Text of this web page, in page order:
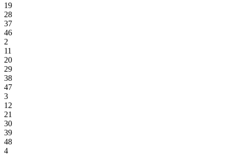
19
28
37
46
2
11
20
29
38
47
3
12
21
30
39
48
4